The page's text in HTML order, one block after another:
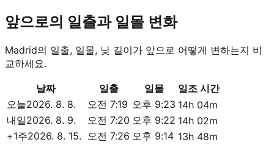
앞으로의 일출과 일몰 변화
Madrid의 일출, 일몰, 낮 길이가 앞으로 어떻게 변하는지 비
교하세요.
날짜 일출 일몰
일조 시간
오늘2026. 8. 8. 오전 7:19 오후 9:23 14h 04m
내일2026. 8. 9. 오전 7:20 오후 9:22 14h 02m
+1주2026. 8. 15. 오전 7:26 오후 9:14 13h 48m